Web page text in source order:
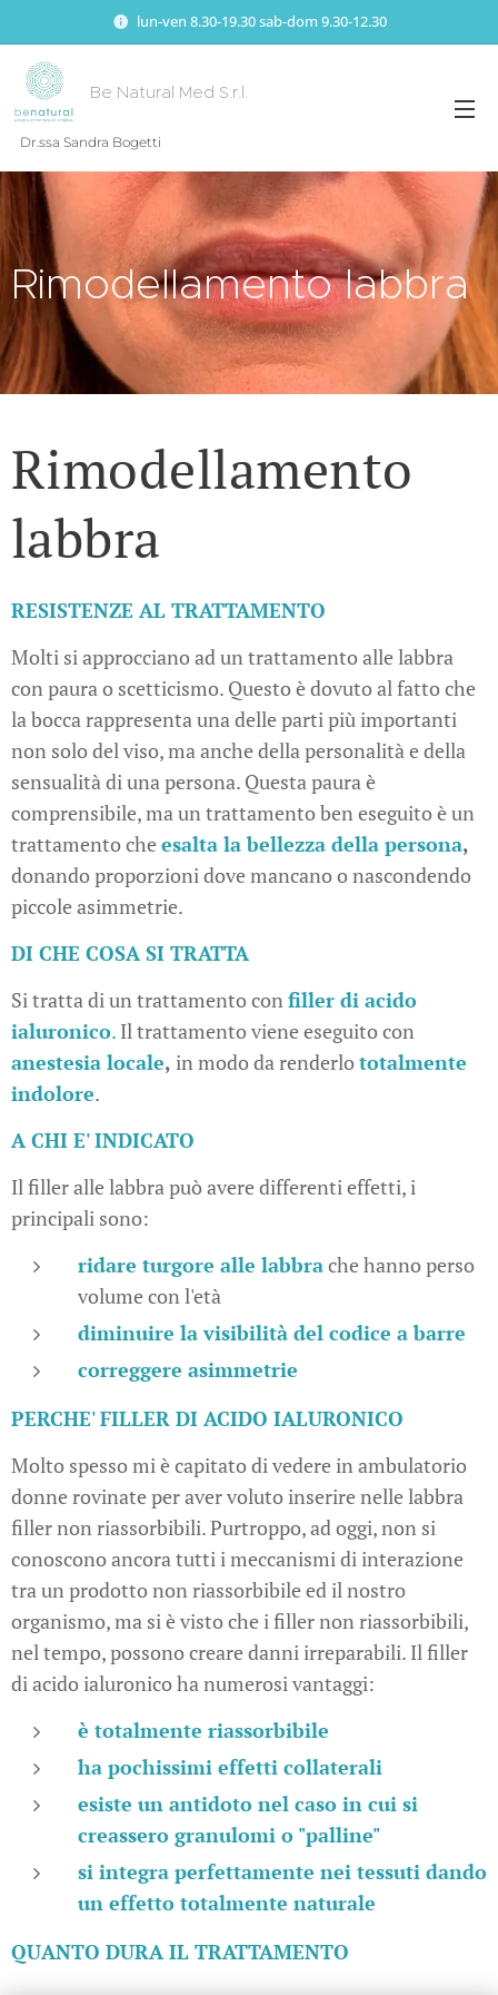
lun-ven 8.30-19.30 sab-dom 9.30-12.30
Be Natural Med S.r.l.
Dr.ssa Sandra Bogetti
Rimodellamento labbra
Rimodellamento
labbra
RESISTENZE AL TRATTAMENTO
Molti si approcciano ad un trattamento alle labbra
con paura o scetticismo. Questo è dovuto al fatto che
la bocca rappresenta una delle parti più importanti
non solo del viso, ma anche della personalità e della
sensualità di una persona. Questa paura è
comprensibile, ma un trattamento ben eseguito è un
trattamento cheesalta la bellezza della persona,
donando proporzioni dove mancano o nascondendo
piccole asimmetrie.
DI CHE COSA SI TRATTA
Si tratta di un trattamento confiller di acido
ialuronico. Il trattamento viene eseguito con
anestesia locale, in modo da renderlototalmente
indolore.
A CHI E' INDICATO
Il filler alle labbra può avere differenti effetti, i
principali sono:
ridare turgore alle labbrache hanno perso
volume con l'età
diminuire la visibilità del codice a barre
correggere asimmetrie
PERCHE' FILLER DI ACIDO IALURONICO
Molto spesso mi è capitato di vedere in ambulatorio
donne rovinate per aver voluto inserire nelle labbra
filler non riassorbibili. Purtroppo, ad oggi, non si
conoscono ancora tutti i meccanismi di interazione
tra un prodotto non riassorbibile ed il nostro
organismo, ma si è visto che i filler non riassorbibili,
nel tempo, possono creare danni irreparabili. Il filler
di acido ialuronico ha numerosi vantaggi:
è totalmente riassorbibile
ha pochissimi effetti collaterali
esiste un antidoto nel caso in cui si
creassero granulomi o "palline"
si integra perfettamente nei tessuti dando
un effetto totalmente naturale
QUANTO DURA IL TRATTAMENTO